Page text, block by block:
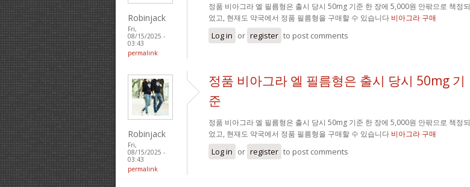
Robinjack
Fri,
08/15/2025 -
03:43
permalink
정품 비아그라 엘 필름형은 출시 당시 50mg 기준 한 장에 5,000원 안팎으로 책정되
었고, 현재도 약국에서 정품 필름형을 구매할 수 있습니다 비아그라 구매
Log in or register to post comments
Robinjack
Fri,
08/15/2025 -
03:43
permalink
정품 비아그라 엘 필름형은 출시 당시 50mg 기
준
정품 비아그라 엘 필름형은 출시 당시 50mg 기준 한 장에 5,000원 안팎으로 책정되
었고, 현재도 약국에서 정품 필름형을 구매할 수 있습니다 비아그라 구매
Log in or register to post comments